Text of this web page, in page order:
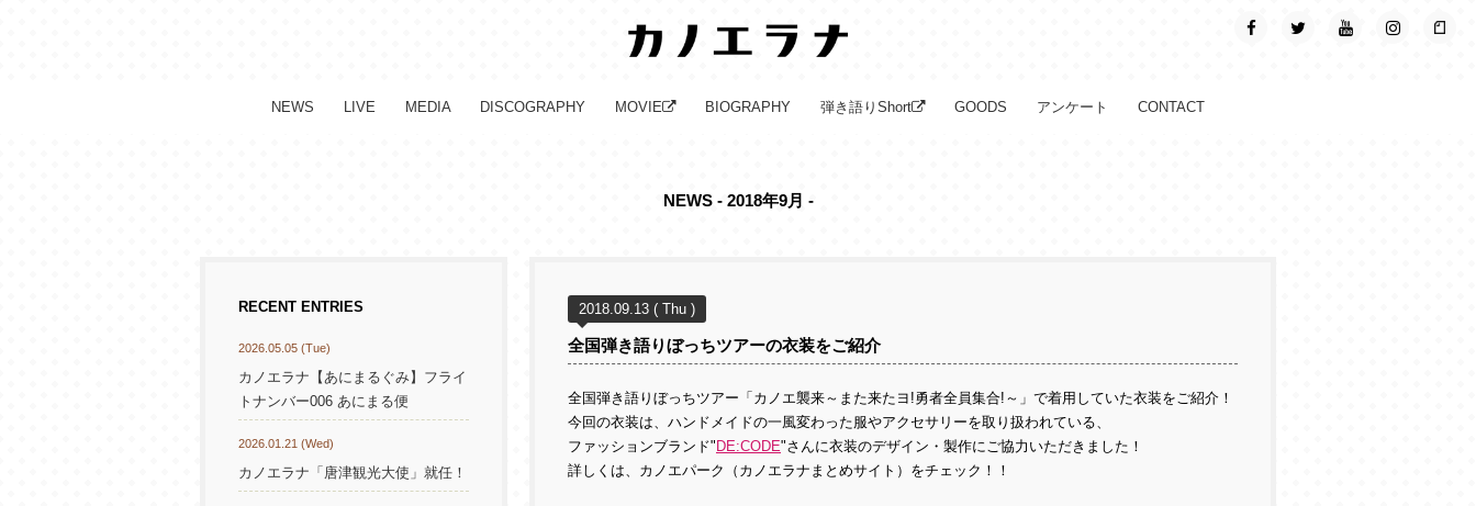
NEWS LIVE MEDIA DISCOGRAPHY MOVIE BIOGRAPHY 弾き語りShort GOODS アンケート CONTACT
NEWS - 2018年9月 -
2018.09.13 ( Thu )
全国弾き語りぼっちツアーの衣装をご紹介
全国弾き語りぼっちツアー「カノエ襲来～また来たヨ!勇者全員集合!～」で着用していた衣装をご紹介！
今回の衣装は、ハンドメイドの一風変わった服やアクセサリーを取り扱われている、
ファッションブランド" DE:CODE"さんに衣装のデザイン・製作にご協力いただきました！
詳しくは、カノエパーク（カノエラナまとめサイト）をチェック！！
RECENT ENTRIES
2026.05.05 (Tue)
カノエラナ【あにまるぐみ】フライ
トナンバー006 あにまる便
2026.01.21 (Wed)
カノエラナ「唐津観光大使」就任！